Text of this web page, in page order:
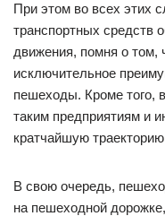
При этом во всех этих
транспортных средств
движения, помня о том,
исключительное
пешеходы. Кроме того,
таким предприятиям и
кратчайшую
В свою очередь,
на пешеходной